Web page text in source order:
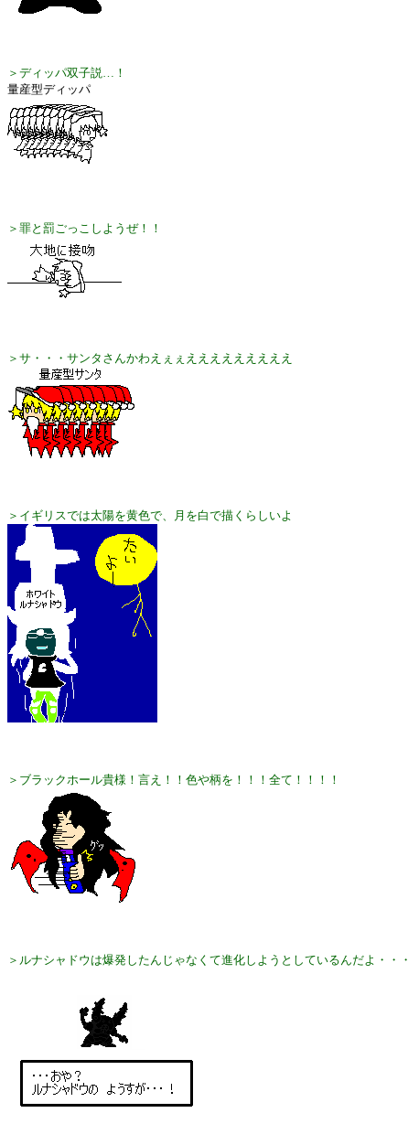
＞ディッパ双子説…！
量産型ディッパ
＞罪と罰ごっこしようぜ！！
＞サ・・・サンタさんかわえぇぇえええええええええ
＞イギリスでは太陽を黄色で、月を白で描くらしいよ
＞ブラックホール貴様！言え！！色や柄を！！！全て！！！！
＞ルナシャドウは爆発したんじゃなくて進化しようとしているんだよ・・・